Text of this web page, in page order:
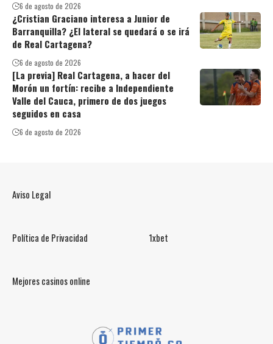
6 de agosto de 2026
¿Cristian Graciano interesa a Junior de
Barranquilla? ¿El lateral se quedará o se irá
de Real Cartagena?
6 de agosto de 2026
[La previa] Real Cartagena, a hacer del
Morón un fortín: recibe a Independiente
Valle del Cauca, primero de dos juegos
seguidos en casa
6 de agosto de 2026
Aviso Legal
Política de Privacidad 1xbet
Mejores casinos online